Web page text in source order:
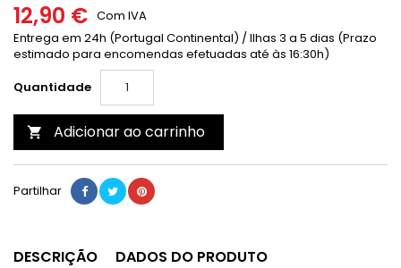
12,90 € Com IVA
Entrega em 24h (Portugal Continental) / Ilhas 3 a 5 dias (Prazo
estimado para encomendas efetuadas até às 16:30h)
Quantidade
 Adicionar ao carrinho
Partilhar
DESCRIÇÃO DADOS DO PRODUTO